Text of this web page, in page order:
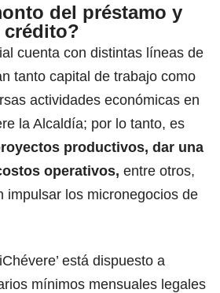
del préstamo y
crédito?
cuenta con distintas líneas de
tanto capital de trabajo como
actividades económicas en
la Alcaldía; por lo tanto, es
productivos, dar una
operativos, entre otros,
impulsar los micronegocios de
está dispuesto a
mínimos mensuales legales